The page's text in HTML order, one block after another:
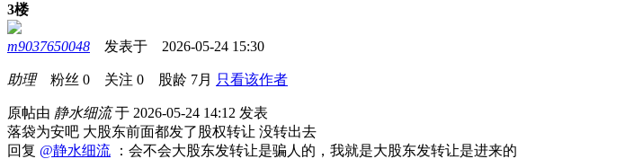
3楼
m9037650048 发表于 2026-05-24 15:30
助理粉丝 0 关注 0 股龄 7月 只看该作者
原帖由 静水细流于 2026-05-24 14:12 发表
落袋为安吧 大股东前面都发了股权转让 没转出去
回复 @静水细流 ：会不会大股东发转让是骗人的，我就是大股东发转让是进来的